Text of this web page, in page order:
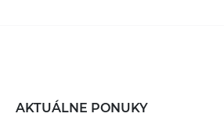
AKTUÁLNE PONUKY